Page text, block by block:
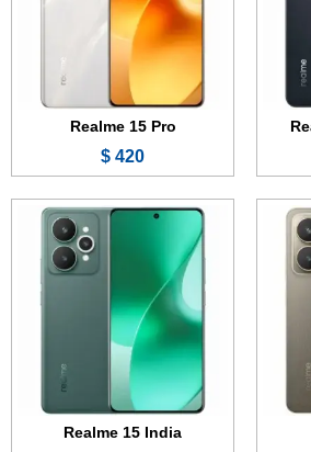
Realme 15 Pro
420 $
7000 مللي أمبير - 80 واط
Realme 15 India
الكاميرا:
المعالج:Mediatek Dimensity 7300 Plus
البطارية والشحن السريع:
عرض الموصفات ←
6000 مللي أمبير - 15 واط
الشاشة:
الذاكرة:
الرام: 4 جيجابايت
الكاميرا:
المعالج:Unisoc T7250
البطارية والشحن السريع:6000 مللي أمبير - 15 واط
عرض الموصفات ←